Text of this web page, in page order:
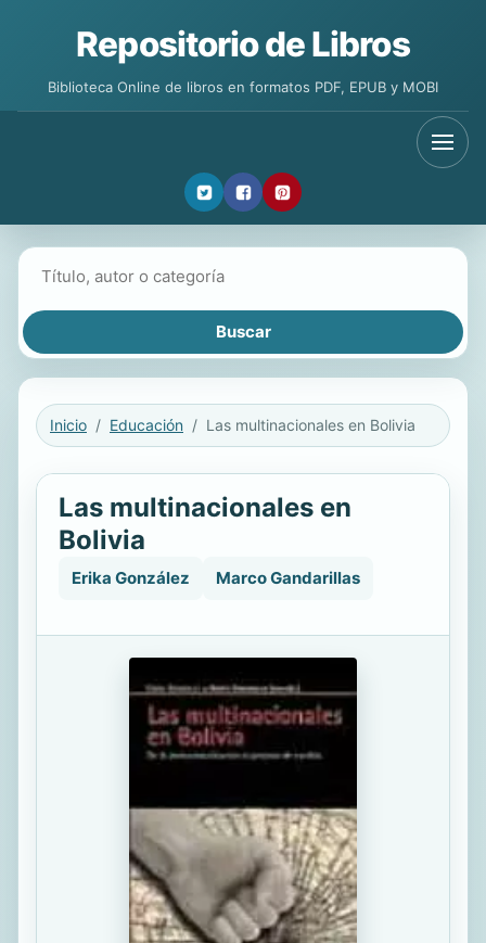
Repositorio de Libros
Biblioteca Online de libros en formatos PDF, EPUB y MOBI
Inicio Educación Las multinacionales en Bolivia
Las multinacionales en
Bolivia
Erika González Marco Gandarillas